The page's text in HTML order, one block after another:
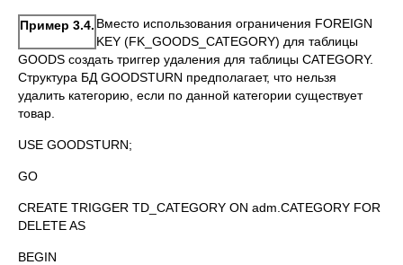
Пример 3.4. Вместо использования ограничения FOREIGN
KEY (FK_GOODS_CATEGORY) для таблицы
GOODS создать триггер удаления для таблицы CATEGORY.
Структура БД GOODSTURN предполагает, что нельзя
удалить категорию, если по данной категории существует
товар.
USE GOODSTURN;
GO
CREATE TRIGGER TD_CATEGORY ON adm.CATEGORY FOR
DELETE AS
BEGIN